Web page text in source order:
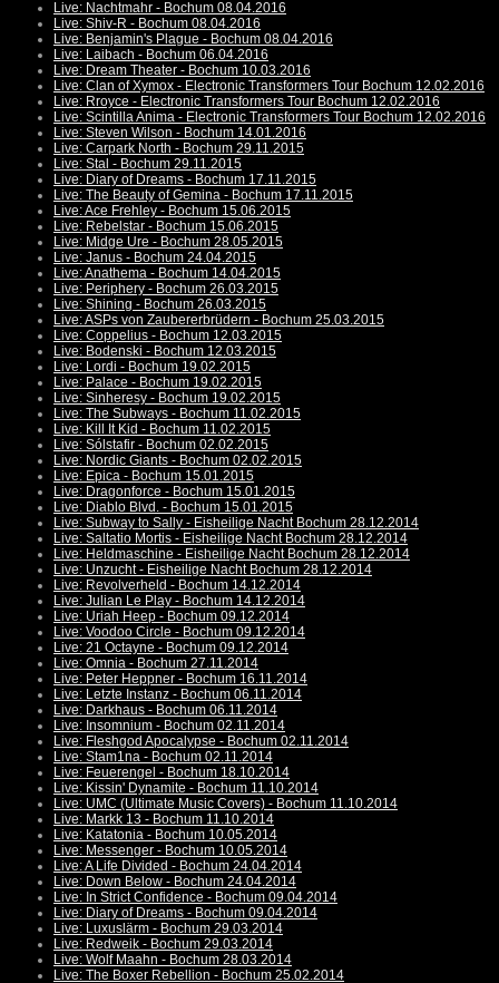
Live: Nachtmahr - Bochum 08.04.2016
Live: Shiv-R - Bochum 08.04.2016
Live: Benjamin's Plague - Bochum 08.04.2016
Live: Laibach - Bochum 06.04.2016
Live: Dream Theater - Bochum 10.03.2016
Live: Clan of Xymox - Electronic Transformers Tour Bochum 12.02.2016
Live: Rroyce - Electronic Transformers Tour Bochum 12.02.2016
Live: Scintilla Anima - Electronic Transformers Tour Bochum 12.02.2016
Live: Steven Wilson - Bochum 14.01.2016
Live: Carpark North - Bochum 29.11.2015
Live: Stal - Bochum 29.11.2015
Live: Diary of Dreams - Bochum 17.11.2015
Live: The Beauty of Gemina - Bochum 17.11.2015
Live: Ace Frehley - Bochum 15.06.2015
Live: Rebelstar - Bochum 15.06.2015
Live: Midge Ure - Bochum 28.05.2015
Live: Janus - Bochum 24.04.2015
Live: Anathema - Bochum 14.04.2015
Live: Periphery - Bochum 26.03.2015
Live: Shining - Bochum 26.03.2015
Live: ASPs von Zaubererbrüdern - Bochum 25.03.2015
Live: Coppelius - Bochum 12.03.2015
Live: Bodenski - Bochum 12.03.2015
Live: Lordi - Bochum 19.02.2015
Live: Palace - Bochum 19.02.2015
Live: Sinheresy - Bochum 19.02.2015
Live: The Subways - Bochum 11.02.2015
Live: Kill It Kid - Bochum 11.02.2015
Live: Sólstafir - Bochum 02.02.2015
Live: Nordic Giants - Bochum 02.02.2015
Live: Epica - Bochum 15.01.2015
Live: Dragonforce - Bochum 15.01.2015
Live: Diablo Blvd. - Bochum 15.01.2015
Live: Subway to Sally - Eisheilige Nacht Bochum 28.12.2014
Live: Saltatio Mortis - Eisheilige Nacht Bochum 28.12.2014
Live: Heldmaschine - Eisheilige Nacht Bochum 28.12.2014
Live: Unzucht - Eisheilige Nacht Bochum 28.12.2014
Live: Revolverheld - Bochum 14.12.2014
Live: Julian Le Play - Bochum 14.12.2014
Live: Uriah Heep - Bochum 09.12.2014
Live: Voodoo Circle - Bochum 09.12.2014
Live: 21 Octayne - Bochum 09.12.2014
Live: Omnia - Bochum 27.11.2014
Live: Peter Heppner - Bochum 16.11.2014
Live: Letzte Instanz - Bochum 06.11.2014
Live: Darkhaus - Bochum 06.11.2014
Live: Insomnium - Bochum 02.11.2014
Live: Fleshgod Apocalypse - Bochum 02.11.2014
Live: Stam1na - Bochum 02.11.2014
Live: Feuerengel - Bochum 18.10.2014
Live: Kissin' Dynamite - Bochum 11.10.2014
Live: UMC (Ultimate Music Covers) - Bochum 11.10.2014
Live: Markk 13 - Bochum 11.10.2014
Live: Katatonia - Bochum 10.05.2014
Live: Messenger - Bochum 10.05.2014
Live: A Life Divided - Bochum 24.04.2014
Live: Down Below - Bochum 24.04.2014
Live: In Strict Confidence - Bochum 09.04.2014
Live: Diary of Dreams - Bochum 09.04.2014
Live: Luxuslärm - Bochum 29.03.2014
Live: Redweik - Bochum 29.03.2014
Live: Wolf Maahn - Bochum 28.03.2014
Live: The Boxer Rebellion - Bochum 25.02.2014